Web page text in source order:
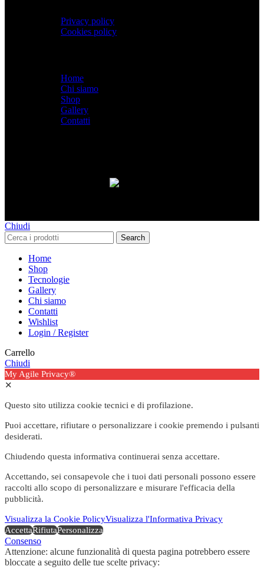
Privacy policy
Cookies policy
Home
Chi siamo
Shop
Gallery
Contatti
Chiudi
Search
Home
Shop
Tecnologie
Gallery
Chi siamo
Contatti
Wishlist
Login / Register
Carrello
Chiudi
My Agile Privacy®
✕
Questo sito utilizza cookie tecnici e di profilazione.
Puoi accettare, rifiutare o personalizzare i cookie premendo i pulsanti
desiderati.
Chiudendo questa informativa continuerai senza accettare.
Accettando, sei consapevole che i tuoi dati personali possono essere
raccolti allo scopo di personalizzare e misurare l'efficacia della
pubblicità.
Visualizza la Cookie PolicyVisualizza l'Informativa Privacy
AccettaRifiutaPersonalizza
Consenso
Attenzione: alcune funzionalità di questa pagina potrebbero essere
bloccate a seguito delle tue scelte privacy: